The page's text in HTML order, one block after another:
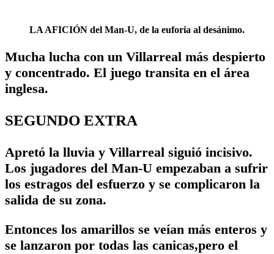
LA AFICIÓN del Man-U, de la euforia al desánimo.
Mucha lucha con un Villarreal más despierto
y concentrado. El juego transita en el área
inglesa.
SEGUNDO EXTRA
Apretó la lluvia y Villarreal siguió incisivo.
Los jugadores del Man-U empezaban a sufrir
los estragos del esfuerzo y se complicaron la
salida de su zona.
Entonces los amarillos se veían más enteros y
se lanzaron por todas las canicas,pero el